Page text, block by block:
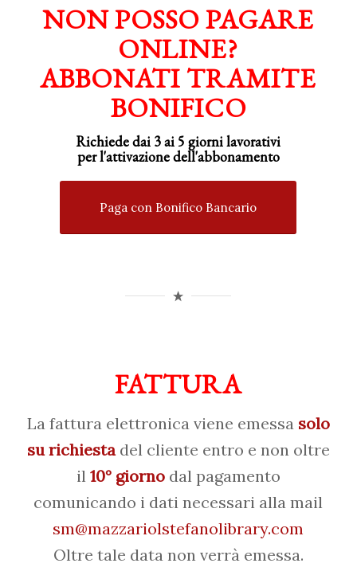
NON POSSO PAGARE
ONLINE?
ABBONATI TRAMITE
BONIFICO
Richiede dai 3 ai 5 giorni lavorativi
perl'attivazionedell'abbonamento
Paga con Bonifico Bancario
FATTURA
La fattura elettronica viene emessasolo
su richiestadel cliente entro e non oltre
il 10° giornodal pagamento
comunicando i dati necessari alla mail
sm@mazzariolstefanolibrary.com
Oltre tale data non verrà emessa.